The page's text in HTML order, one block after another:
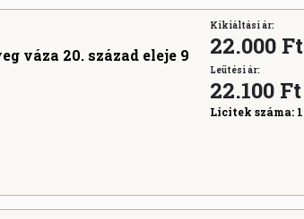
váza 20. század eleje 9
Kikiáltási ár:
22.000 Ft
Leütési ár:
22.100 Ft
Licitek száma: 1